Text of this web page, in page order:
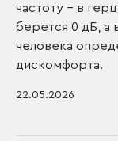
частоту – в
берется 0 дБ, а
человека
дискомфорта.
22.05.2026